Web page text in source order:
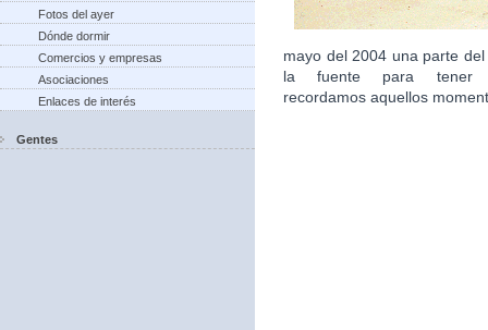
Fotos del ayer
Dónde dormir
Comercios y empresas
Asociaciones
Enlaces de interés
Gentes
mayo del 2004 una parte
la fuente para tener
recordamos aquellos